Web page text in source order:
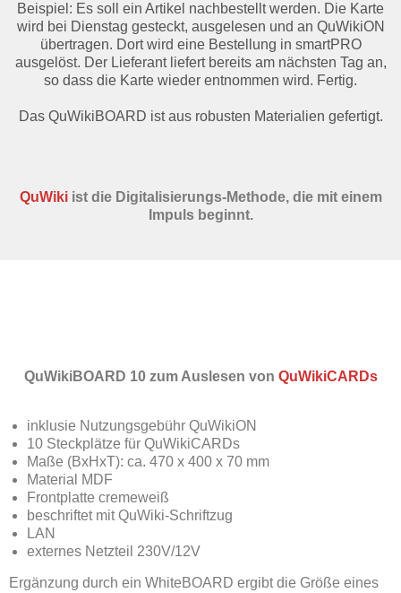
Beispiel: Es soll ein Artikel nachbestellt werden. Die Karte
wird bei Dienstag gesteckt, ausgelesen und an QuWikiON
übertragen. Dort wird eine Bestellung in smartPRO
ausgelöst. Der Lieferant liefert bereits am nächsten Tag an,
so dass die Karte wieder entnommen wird. Fertig.
Das QuWikiBOARD ist aus robusten Materialien gefertigt.
QuWiki ist die Digitalisierungs-Methode, die mit einem
Impuls beginnt.
QuWikiBOARD 10 zum Auslesen von QuWikiCARDs
inklusie Nutzungsgebühr QuWikiON
10 Steckplätze für QuWikiCARDs
Maße (BxHxT): ca. 470 x 400 x 70 mm
Material MDF
Frontplatte cremeweiß
beschriftet mit QuWiki-Schriftzug
LAN
externes Netzteil 230V/12V
Ergänzung durch ein WhiteBOARD ergibt die Größe eines